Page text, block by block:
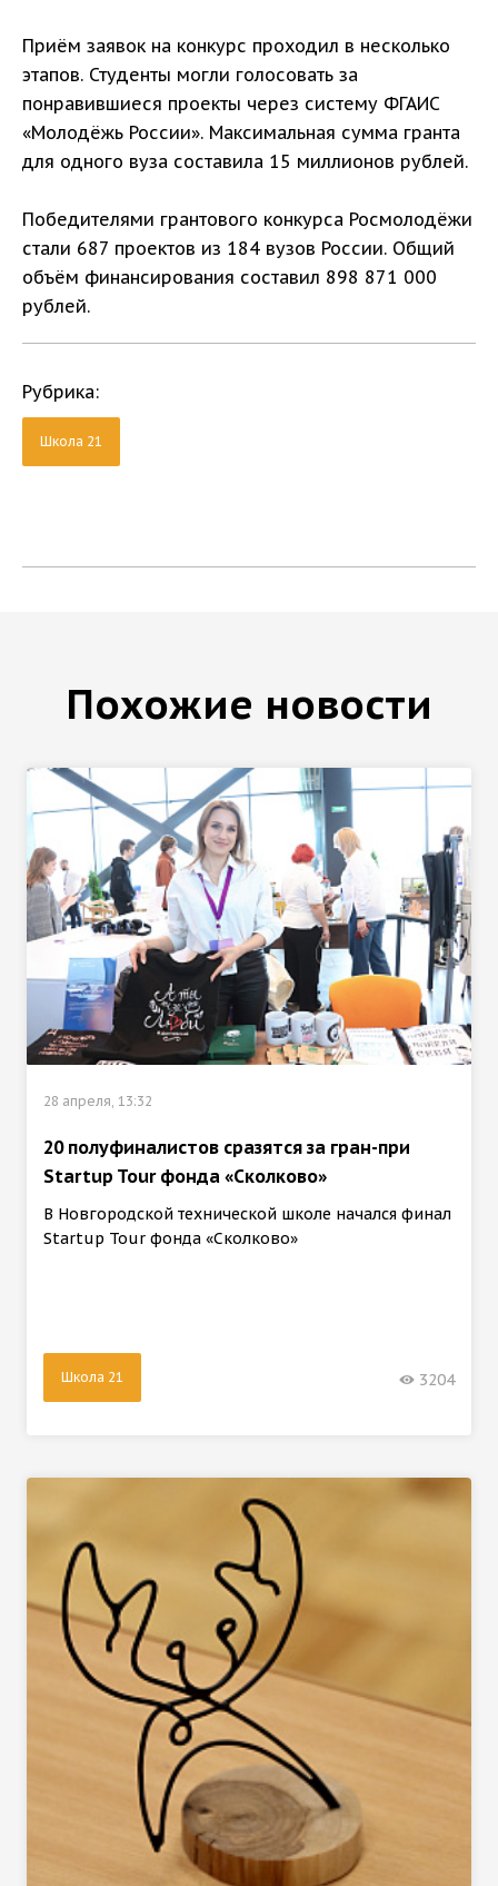
Приём заявок на конкурс проходил в несколько
этапов. Студенты могли голосовать за
понравившиеся проекты через систему ФГАИС
«Молодёжь России». Максимальная сумма гранта
для одного вуза составила 15 миллионов рублей.
Победителями грантового конкурса Росмолодёжи
стали 687 проектов из 184 вузов России. Общий
объём финансирования составил 898 871 000
рублей.
Рубрика:
Школа 21
Похожие новости
28 апреля, 13:32
20 полуфиналистов сразятся за гран-при
Startup Tour фонда «Сколково»
В Новгородской технической школе начался финал
Startup Tour фонда «Сколково»
Школа 21 3204